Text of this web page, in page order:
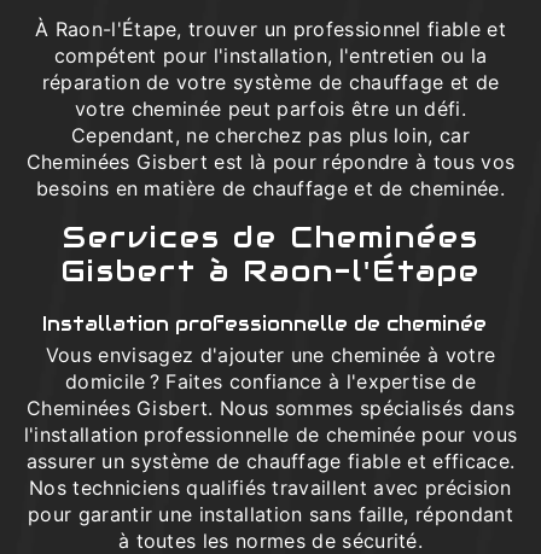
À Raon-l'Étape, trouver un professionnel fiable et
compétent pour l'installation, l'entretien ou la
réparation de votre système de chauffage et de
votre cheminée peut parfois être un défi.
Cependant, ne cherchez pas plus loin, car
Cheminées Gisbert est là pour répondre à tous vos
besoins en matière de chauffage et de cheminée.
Services de Cheminées
Gisbert à Raon-l'Étape
Installation professionnelle de cheminée
Vous envisagez d'ajouter une cheminée à votre
domicile ? Faites confiance à l'expertise de
Cheminées Gisbert. Nous sommes spécialisés dans
l'installation professionnelle de cheminée pour vous
assurer un système de chauffage fiable et efficace.
Nos techniciens qualifiés travaillent avec précision
pour garantir une installation sans faille, répondant
à toutes les normes de sécurité.